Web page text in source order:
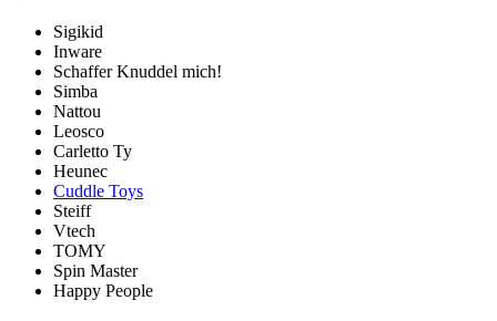
Sigikid
Inware
Schaffer Knuddel mich!
Simba
Nattou
Leosco
Carletto Ty
Heunec
Cuddle Toys
Steiff
Vtech
TOMY
Spin Master
Happy People